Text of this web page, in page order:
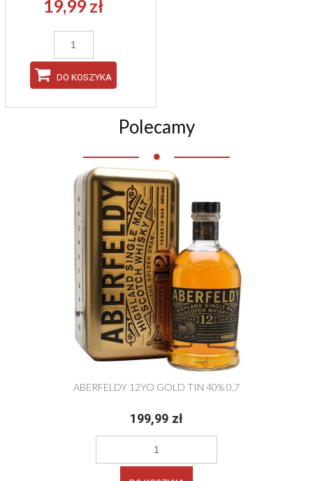
19,99 zł
DO KOSZYKA
Polecamy
ABERFELDY 12YO GOLD TIN 40% 0,7
199,99 zł